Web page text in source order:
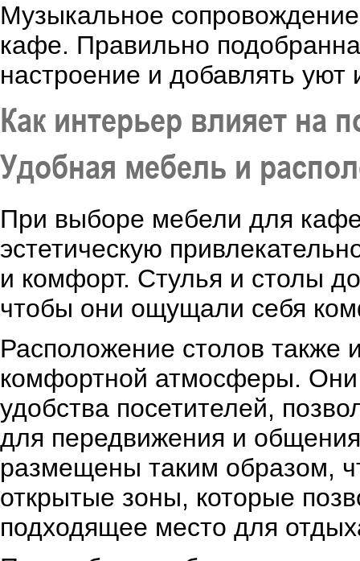
Музыкальное
кафе. Правильно
настроение и добавлять
Как интерьер влияет на
Удобная мебель и
При выборе мебели для
эстетическую
и комфорт. Стулья и столы
чтобы они ощущали себя
Расположение столов
комфортной атмосферы.
удобства посетителей,
для передвижения и
размещены таким образом,
открытые зоны, которые
подходящее место для